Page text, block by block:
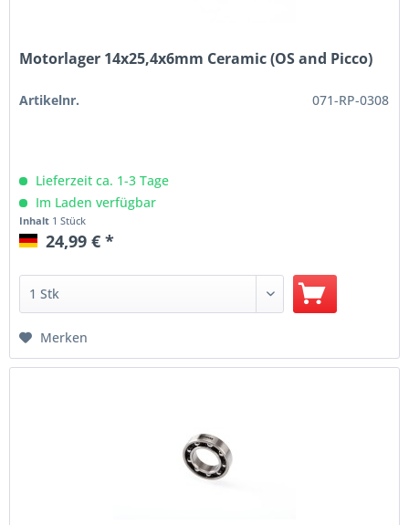
Motorlager 14x25,4x6mm Ceramic (OS and Picco)
Artikelnr. 071-RP-0308
Lieferzeit ca. 1-3 Tage
Im Laden verfügbar
Inhalt 1 Stück
24,99 € *
Merken